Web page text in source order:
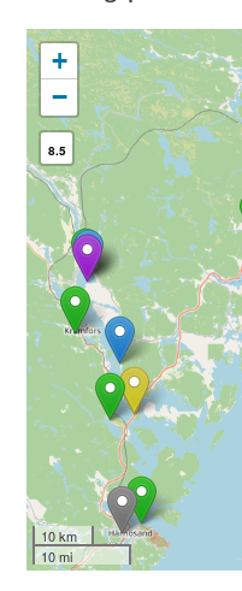
+
−
8.5
10 km
10 mi